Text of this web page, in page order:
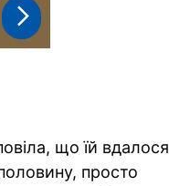
що їй вдалося
просто